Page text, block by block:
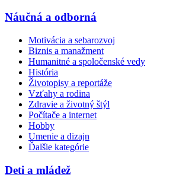
Náučná a odborná
Motivácia a sebarozvoj
Biznis a manažment
Humanitné a spoločenské vedy
História
Životopisy a reportáže
Vzťahy a rodina
Zdravie a životný štýl
Počítače a internet
Hobby
Umenie a dizajn
Ďalšie kategórie
Deti a mládež